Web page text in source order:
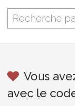
Vous
avec le